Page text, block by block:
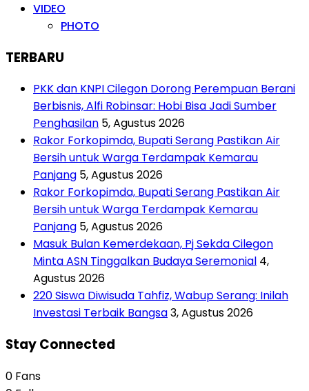
VIDEO
PHOTO
TERBARU
PKK dan KNPI Cilegon Dorong Perempuan Berani
Berbisnis, Alfi Robinsar: Hobi Bisa Jadi Sumber
Penghasilan 5, Agustus 2026
Rakor Forkopimda, Bupati Serang Pastikan Air
Bersih untuk Warga Terdampak Kemarau
Panjang 5, Agustus 2026
Rakor Forkopimda, Bupati Serang Pastikan Air
Bersih untuk Warga Terdampak Kemarau
Panjang 5, Agustus 2026
Masuk Bulan Kemerdekaan, Pj Sekda Cilegon
Minta ASN Tinggalkan Budaya Seremonial 4,
Agustus 2026
220 Siswa Diwisuda Tahfiz, Wabup Serang: Inilah
Investasi Terbaik Bangsa3, Agustus 2026
Stay Connected
0 Fans